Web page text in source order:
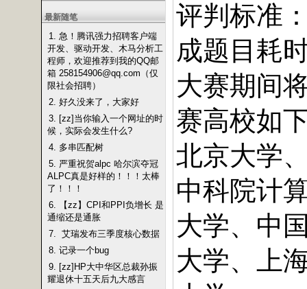
最新随笔
1. 急！腾讯强力招聘客户端
开发、驱动开发、木马分析工
程师，欢迎推荐到我的QQ邮
箱 258154906@qq.com（仅
限社会招聘）
2. 好久没来了，大家好
3. [zz]当你输入一个网址的时
候，实际会发生什么?
4. 多串匹配树
5. 严重祝贺alpc 哈尔滨夺冠
ALPC真是好样的！！！太棒
了！！！
6. 【zz】CPI和PPI负增长 是
通缩还是通胀
7. 艾瑞发布三季度核心数据
8. 记录一个bug
9. [zz]HP大中华区总裁孙振
耀退休十五天后九大感言
评判标准
成题目耗
大赛期间
赛高校如
北京大学
中科院计
大学、中
大学、上